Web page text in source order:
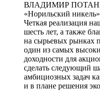
ВЛАДИМИР
«Норильский никель»
Четкая реализация
шесть лет, а также
на сырьевых рынках
один из самых
доходности для
сделать следующий
амбициозных задач
и в плане решения